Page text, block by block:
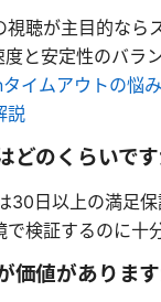
視聴が主目的なら
と安定性のバラ
イムアウトの悩
説
どのくらいです
30日以上の満足保
検証するのに十
価値があります